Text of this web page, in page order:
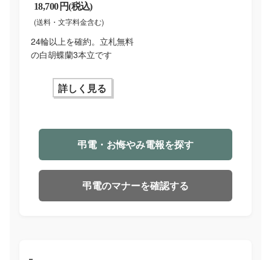
18,700 円(税込)
(送料・文字料金含む)
24輪以上を確約。立札無料
の白胡蝶蘭3本立です
詳しく見る
弔電・お悔やみ電報を探す
弔電のマナーを確認する